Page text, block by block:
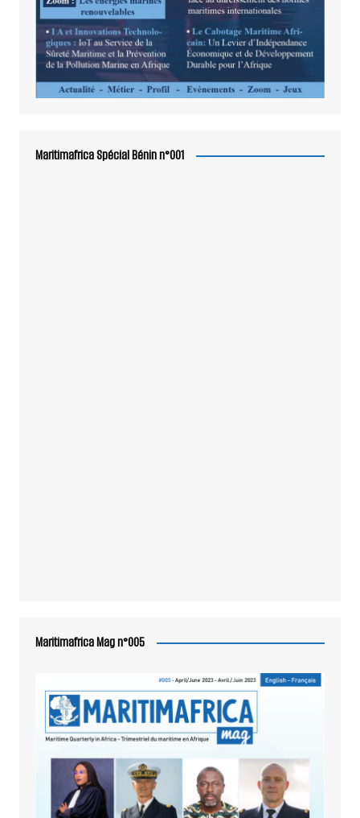
Maritimafrica Spécial Bénin n°001
Maritimafrica Mag n°005